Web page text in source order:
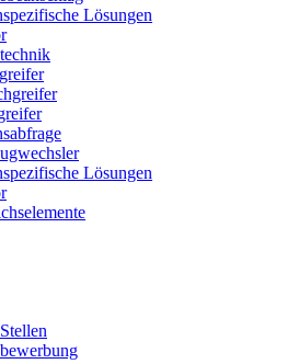
Lösungen
Lösungen